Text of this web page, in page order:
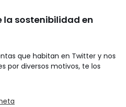
la sostenibilidad en
que habitan en Twitter y nos
por diversos motivos, te los